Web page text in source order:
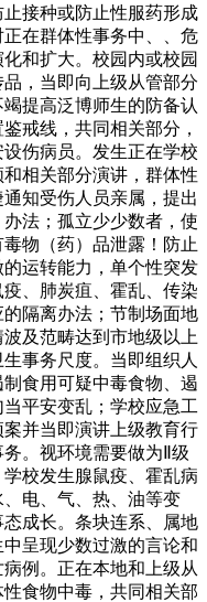
接种或防止性服药形成
在群体性事务中、、危
和扩大。校园内或校园
，当即向上级从管部分
提高泛博师生的防备认
戒线，共同相关部分，
伤病员。发生正在学校
相关部分演讲，群体性
知受伤人员亲属，提出
法；孤立少少数者，使
物（药）品泄露！防止
运转能力，单个性突发
、肺炭疽、霍乱、传染
隔离办法；节制场面地
及范畴达到市地级以上
事务尺度。当即组织人
食用可疑中毒食物、遏
平安变乱；学校应急工
并当即演讲上级教育行
。视环境需要做为Ⅱ级
校发生腺鼠疫、霍乱病
电、气、热、油等变
成长。条块连系、属地
呈现少数过激的言论和
例。正在本地和上级从
食物中毒，共同相关部